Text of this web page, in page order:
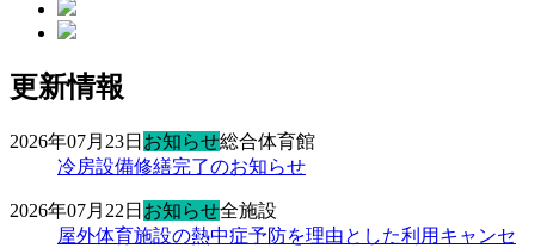
更新情報
2026年07月23日 お知らせ総合体育館
冷房設備修繕完了のお知らせ
2026年07月22日 お知らせ全施設
屋外体育施設の熱中症予防を理由とした利用キャンセ